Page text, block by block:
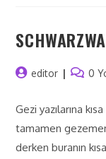
editor 0
Gezi yazılarına
tamamen
derken buranın